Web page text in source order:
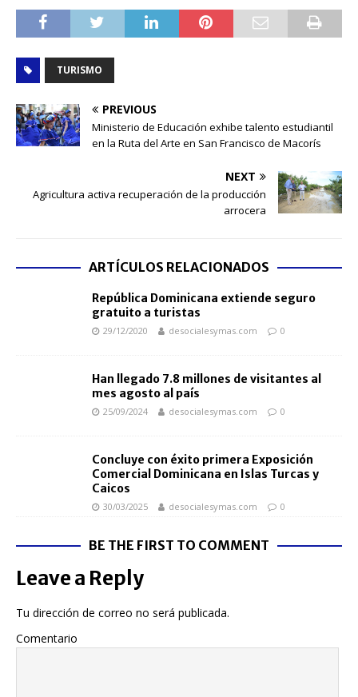
TURISMO
PREVIOUS
Ministerio de Educación exhibe talento estudiantil
en la Ruta del Arte en San Francisco de Macorís
NEXT
Agricultura activa recuperación de la producción
arrocera
ARTÍCULOS RELACIONADOS
República Dominicana extiende seguro
gratuito a turistas
29/12/2020 desocialesymas.com 0
Han llegado 7.8 millones de visitantes al
mes agosto al país
25/09/2024 desocialesymas.com 0
Concluye con éxito primera Exposición
Comercial Dominicana en Islas Turcas y
Caicos
30/03/2025 desocialesymas.com 0
BE THE FIRST TO COMMENT
Leave a Reply
Tu dirección de correo no será publicada.
Comentario